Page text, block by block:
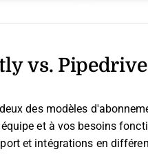
vs. Pipedrive
des modèles
et à vos besoins
et intégrations en